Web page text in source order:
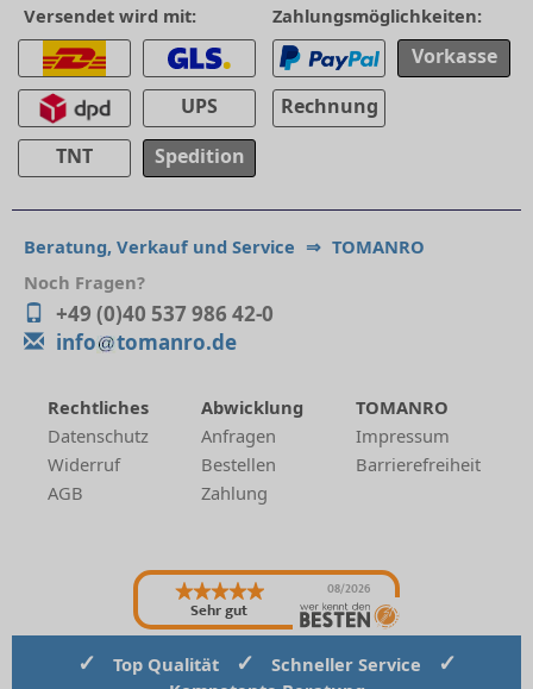
Versendet wird mit:
UPS
TNT
Spedition
Zahlungsmöglichkeiten:
Vorkasse
Rechnung
Beratung, Verkauf und Service ⇒ TOMANRO
Noch Fragen?
+49 (0)40 537 986 42-0
info
tomanro.de
Rechtliches
Datenschutz
Widerruf
AGB
Abwicklung
Anfragen
Bestellen
Zahlung
TOMANRO
Impressum
Barrierefreiheit
Sehr gut
08/2026
✓ Top Qualität ✓ Schneller Service ✓